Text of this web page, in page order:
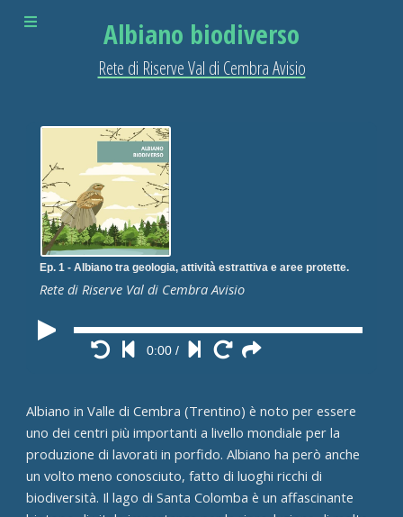
Albiano biodiverso
Rete di Riserve Val di Cembra Avisio
Ep. 1 - Albiano tra geologia, attività estrattiva e aree protette.
Rete di Riserve Val di Cembra Avisio
0:00 /
Albiano in Valle di Cembra (Trentino) è noto per essere
uno dei centri più importanti a livello mondiale per la
produzione di lavorati in porfido. Albiano ha però anche
un volto meno conosciuto, fatto di luoghi ricchi di
biodiversità. Il lago di Santa Colomba è un affascinante